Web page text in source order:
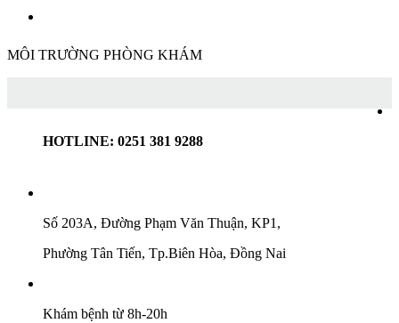
MÔI TRƯỜNG PHÒNG KHÁM
HOTLINE: 0251 381 9288
Số 203A, Đường Phạm Văn Thuận, KP1,
Phường Tân Tiến, Tp.Biên Hòa, Đồng Nai
Khám bệnh từ 8h-20h